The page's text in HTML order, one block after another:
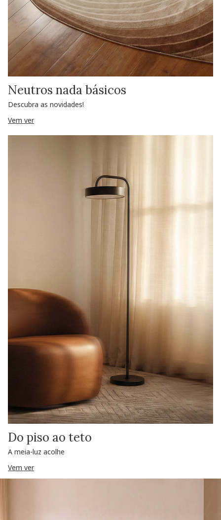
Neutros nada básicos
Descubra as novidades!
Vem ver
Do piso ao teto
A meia-luz acolhe
Vem ver